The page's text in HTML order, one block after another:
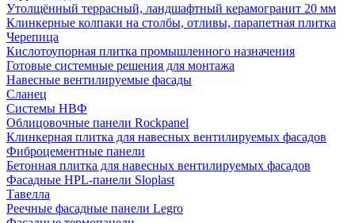
Утолщённый террасный, ландшафтный керамогранит 20 мм
Клинкерные колпаки на столбы, отливы, парапетная плитка
Черепица
Кислотоупорная плитка промышленного назначения
Готовые системные решения для монтажа
Навесные вентилируемые фасады
Сланец
Системы НВФ
Облицовочные панели Rockpanel
Клинкерная плитка для навесных вентилируемых фасадов
Фиброцементные панели
Бетонная плитка для навесных вентилируемых фасадов
Фасадные HPL-панели Sloplast
Тавелла
Реечные фасадные панели Legro